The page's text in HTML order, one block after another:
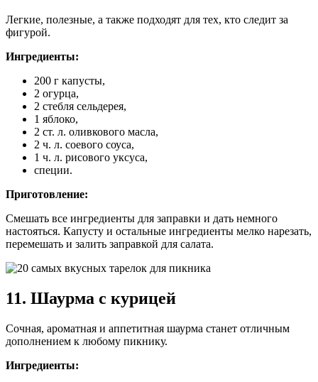
Легкие, полезные, а также подходят для тех, кто следит за
фигурой.
Ингредиенты:
200 г капусты,
2 огурца,
2 стебля сельдерея,
1 яблоко,
2 ст. л. оливкового масла,
2 ч. л. соевого соуса,
1 ч. л. рисового уксуса,
специи.
Приготовление:
Смешать все ингредиенты для заправки и дать немного
настояться. Капусту и остальные ингредиенты мелко нарезать,
перемешать и залить заправкой для салата.
11. Шаурма с курицей
Сочная, ароматная и аппетитная шаурма станет отличным
дополнением к любому пикнику.
Ингредиенты: